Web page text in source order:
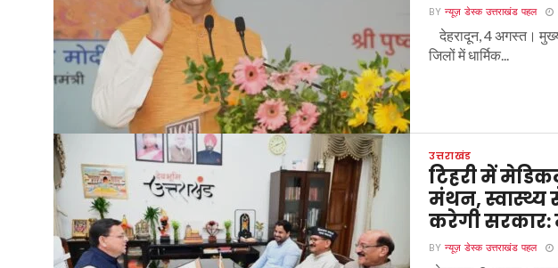
BYन्यूज़ डेस्क उत्तराखंड पहल
देहरादून, 4 अगस्त।
जिलों में धार्मिक...
उत्तराखंड
टिहरी में
मंथन,
करेगी सरकार:
BYन्यूज़ डेस्क उत्तराखंड पहल